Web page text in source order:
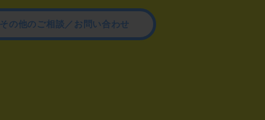
その他のご相談／お問い合わせ